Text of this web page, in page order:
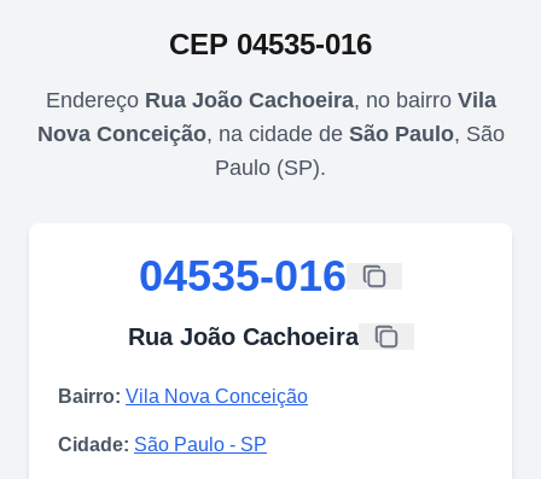
CEP 04535-016
Endereço Rua João Cachoeira, no bairro Vila
Nova Conceição, na cidade de São Paulo, São
Paulo (SP).
04535-016
Rua João Cachoeira
Bairro: Vila Nova Conceição
Cidade: São Paulo - SP